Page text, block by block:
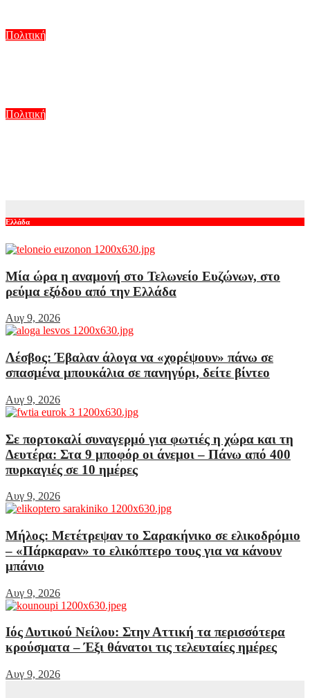
Πολιτική
Πολιτική
Ελλάδα
Μία ώρα η αναμονή στο Τελωνείο Ευζώνων, στο
ρεύμα εξόδου από την Ελλάδα
Αυγ 9, 2026
Λέσβος: Έβαλαν άλογα να «χορέψουν» πάνω σε
σπασμένα μπουκάλια σε πανηγύρι, δείτε βίντεο
Αυγ 9, 2026
Σε πορτοκαλί συναγερμό για φωτιές η χώρα και τη
Δευτέρα: Στα 9 μποφόρ οι άνεμοι – Πάνω από 400
πυρκαγιές σε 10 ημέρες
Αυγ 9, 2026
Μήλος: Μετέτρεψαν το Σαρακήνικο σε ελικοδρόμιο
– «Πάρκαραν» το ελικόπτερο τους για να κάνουν
μπάνιο
Αυγ 9, 2026
Ιός Δυτικού Νείλου: Στην Αττική τα περισσότερα
κρούσματα – Έξι θάνατοι τις τελευταίες ημέρες
Αυγ 9, 2026